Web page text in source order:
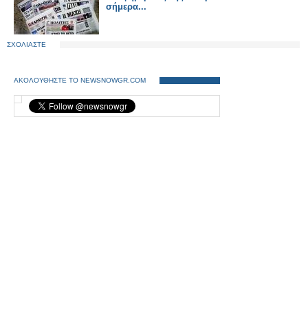
σήμερα...
ΣΧΟΛΙΑΣΤΕ
ΑΚΟΛΟΥΘΗΣΤΕ ΤΟ NEWSNOWGR.COM